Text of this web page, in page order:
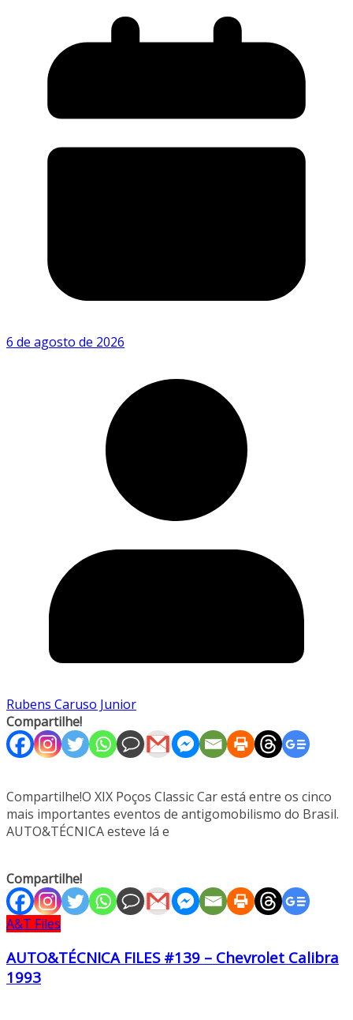
6 de agosto de 2026
Rubens Caruso Junior
Compartilhe!
Compartilhe!O XIX Poços Classic Car está entre os cinco
mais importantes eventos de antigomobilismo do Brasil.
AUTO&TÉCNICA esteve lá e
Compartilhe!
A&T Files
AUTO&TÉCNICA FILES #139 – Chevrolet Calibra
1993